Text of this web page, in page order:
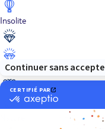
Insolite
Luxe